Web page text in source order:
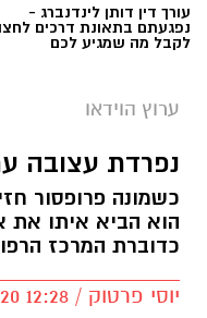
את הלילות. הרב
עורך דין דותן לינדנברג -
נפגעתם בתאונת דרכים לחצו
לקבל מה שמגיע לכם
ערוץ הוידאו
נפרדת עצובה
כשמונה פרופסור
הוא הביא איתו את
כדוברת המרכז
יוסי פרטוק / 12:28 28.07.20